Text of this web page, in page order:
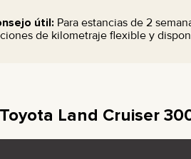
útil: Para estancias de 2
de kilometraje flexible y
Land Cruiser